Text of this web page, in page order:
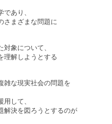
であり、
さまざまな問題に
象について、
理解しようとする
雑な現実社会の問題を
して、
解決を図ろうとするのが